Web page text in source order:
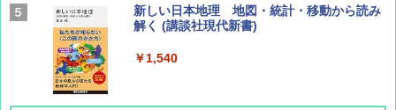
AIRLINE（エアライン）2026年9月号【特
集】ボーイング110周年を祝して！
￥1,760
新しい日本地理 地図・統計・移動から読み
解く (講談社現代新書)
￥1,540